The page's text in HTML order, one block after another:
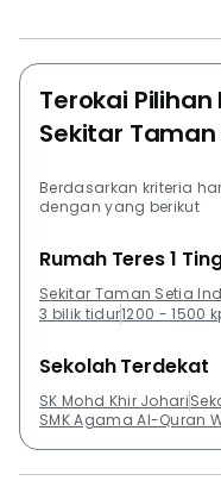
Terokai Pilihan
Sekitar
Berdasarkan kriteria
dengan yang berikut
Rumah Teres 1
Sekitar Taman Setia
3 bilik tidur1200 - 1500
Sekolah Terdekat
SK Mohd Khir Johari
SMK Agama Al-Quran